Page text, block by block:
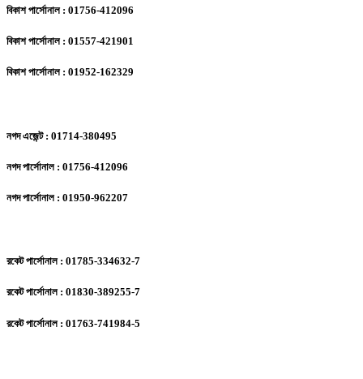
বিকাশ পার্সোনাল : 01756-412096
বিকাশ পার্সোনাল : 01557-421901
বিকাশ পার্সোনাল : 01952-162329
নগদ এজেন্ট : 01714-380495
নগদ পার্সোনাল : 01756-412096
নগদ পার্সোনাল : 01950-962207
রকেট পার্সোনাল : 01785-334632-7
রকেট পার্সোনাল : 01830-389255-7
রকেট পার্সোনাল : 01763-741984-5